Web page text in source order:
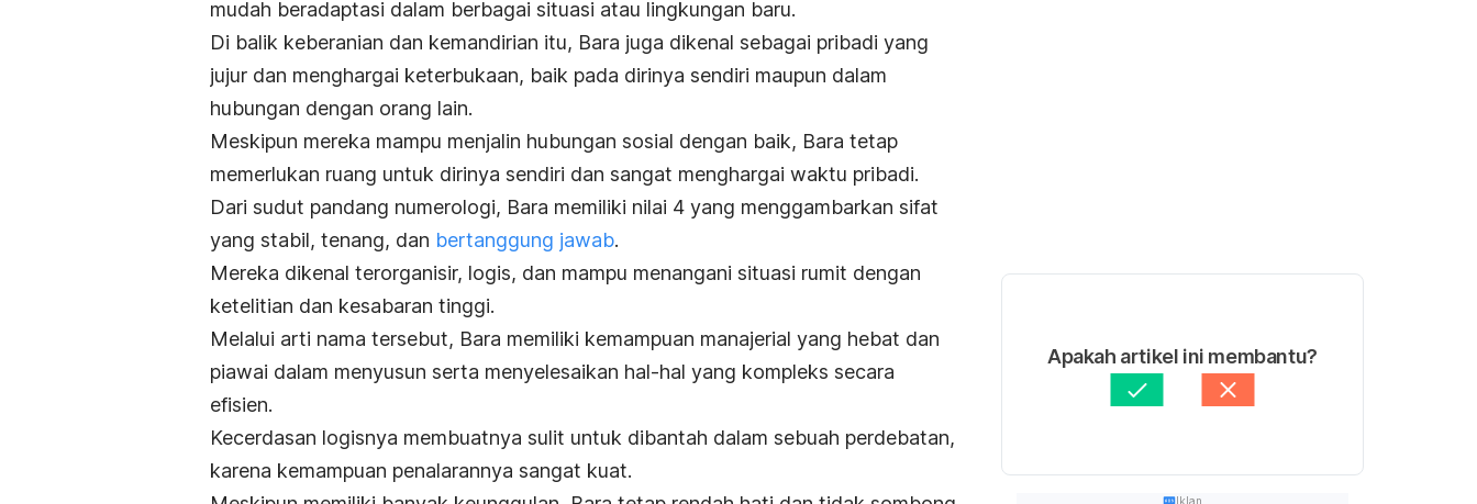
mudah beradaptasi dalam berbagai situasi atau lingkungan baru.
Di balik keberanian dan kemandirian itu, Bara juga dikenal sebagai pribadi yang
jujur dan menghargai keterbukaan, baik pada dirinya sendiri maupun dalam
hubungan dengan orang lain.
Meskipun mereka mampu menjalin hubungan sosial dengan baik, Bara tetap
memerlukan ruang untuk dirinya sendiri dan sangat menghargai waktu pribadi.
Dari sudut pandang numerologi, Bara memiliki nilai 4 yang menggambarkan sifat
yang stabil, tenang, dan bertanggung jawab.
Mereka dikenal terorganisir, logis, dan mampu menangani situasi rumit dengan
ketelitian dan kesabaran tinggi.
Melalui arti nama tersebut, Bara memiliki kemampuan manajerial yang hebat dan
piawai dalam menyusun serta menyelesaikan hal-hal yang kompleks secara
efisien.
Kecerdasan logisnya membuatnya sulit untuk dibantah dalam sebuah perdebatan,
karena kemampuan penalarannya sangat kuat.
Apakah artikel ini membantu?
Iklan